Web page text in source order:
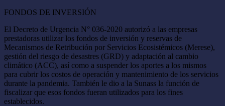
FONDOS DE INVERSIÓN
El Decreto de Urgencia N° 036-2020 autorizó a las empresas
prestadoras utilizar los fondos de inversión y reservas de
Mecanismos de Retribución por Servicios Ecosistémicos (Merese),
gestión del riesgo de desastres (GRD) y adaptación al cambio
climático (ACC), así como a suspender los aportes a los mismos
para cubrir los costos de operación y mantenimiento de los servicios
durante la pandemia. También le dio a la Sunass la función de
fiscalizar que esos fondos fueran utilizados para los fines
establecidos.